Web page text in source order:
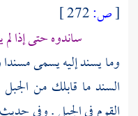
[ص:
ساندوه حتى إذا
وما يسند إليه يسمى
السند ما قابلك من